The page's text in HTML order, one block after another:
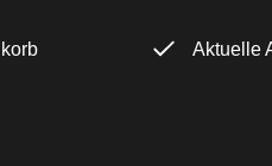
Aktuelle